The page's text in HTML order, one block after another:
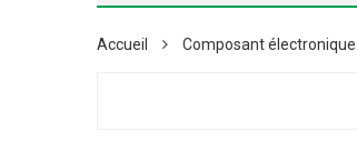
Accueil Composant électronique